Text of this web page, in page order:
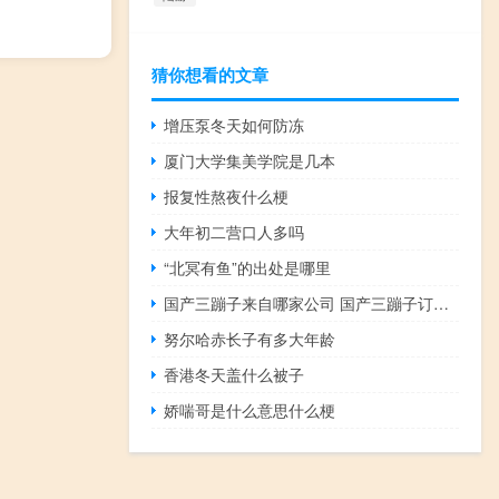
猜你想看的文章
增压泵冬天如何防冻
厦门大学集美学院是几本
报复性熬夜什么梗
大年初二营口人多吗
“北冥有鱼”的出处是哪里
国产三蹦子来自哪家公司 国产三蹦子订单猛增
努尔哈赤长子有多大年龄
香港冬天盖什么被子
娇喘哥是什么意思什么梗